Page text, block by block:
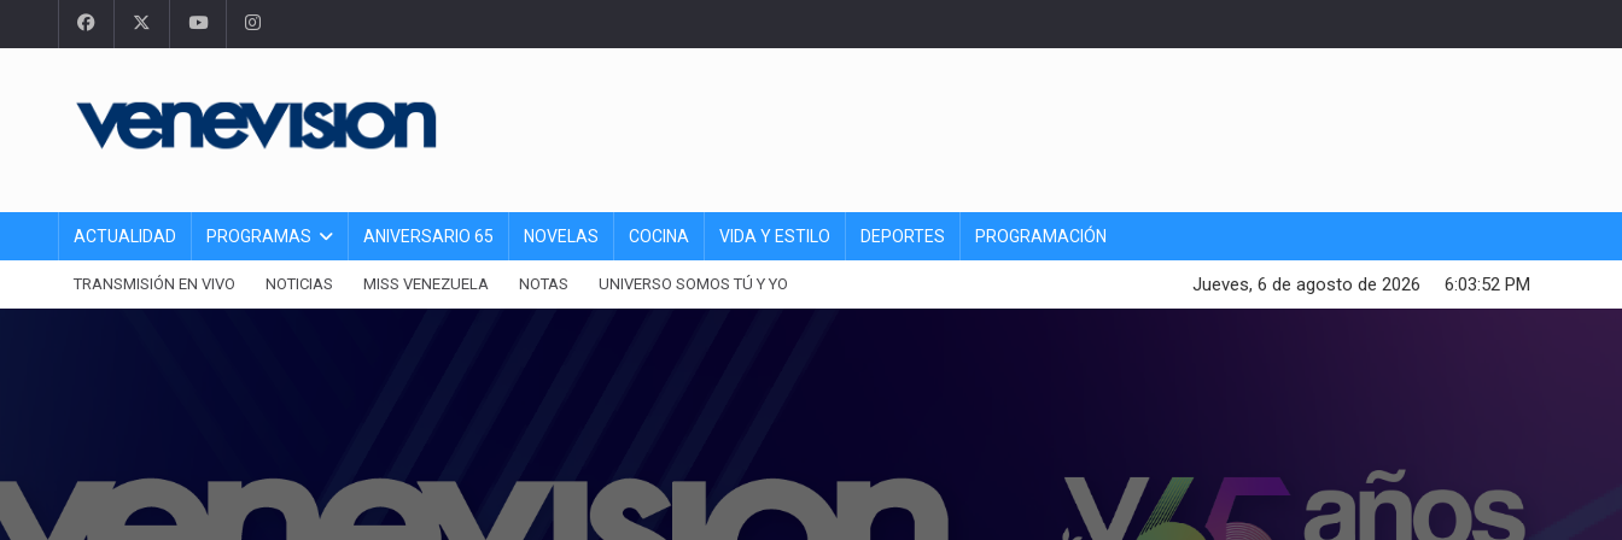
ACTUALIDAD PROGRAMAS ANIVERSARIO 65 NOVELAS COCINA VIDA Y ESTILO DEPORTES PROGRAMACIÓN
TRANSMISIÓN EN VIVO NOTICIAS MISS VENEZUELA NOTAS UNIVERSO SOMOS TÚ Y YO 6:03:53 PM
Jueves, 6 de agosto de 2026